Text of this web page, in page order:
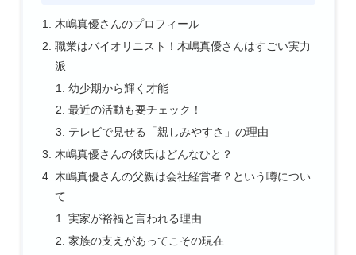
木嶋真優さんのプロフィール
職業はバイオリニスト！木嶋真優さんはすごい実力
派
幼少期から輝く才能
最近の活動も要チェック！
テレビで見せる「親しみやすさ」の理由
木嶋真優さんの彼氏はどんなひと？
木嶋真優さんの父親は会社経営者？という噂につい
て
実家が裕福と言われる理由
家族の支えがあってこその現在